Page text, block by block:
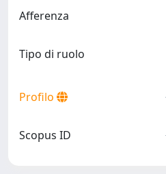
Afferenza
Tipo di ruolo
Profilo
Scopus ID